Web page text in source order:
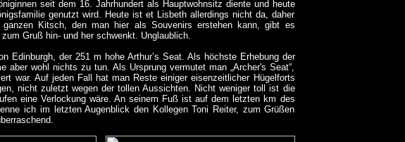
seit dem 16. Jahrhundert als Hauptwohnsitz diente und heute
genutzt wird. Heute ist et Lisbeth allerdings nicht da, daher
Kitsch, den man hier als Souvenirs erstehen kann, gibt es
Gruß hin- und her schwenkt. Unglaublich.
Edinburgh, der 251 m hohe Arthur’s Seat. Als höchste Erhebung der
wohl nichts zu tun. Als Ursprung vermutet man „Archer's Seat“,
war. Auf jeden Fall hat man Reste einiger eisenzeitlicher Hügelforts
nicht zuletzt wegen der tollen Aussichten. Nicht weniger toll ist die
eine Verlockung wäre. An seinem Fuß ist auf dem letzten km des
ich im letzten Augenblick den Kollegen Toni Reiter, zum Grüßen